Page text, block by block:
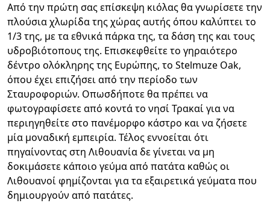
Από την πρώτη σας επίσκεψη κιόλας θα γνωρίσετε την
πλούσια χλωρίδα της χώρας αυτής όπου καλύπτει το
1/3 της, με τα εθνικά πάρκα της, τα δάση της και τους
υδροβιότοπους της. Επισκεφθείτε το γηραιότερο
δέντρο ολόκληρης της Ευρώπης, το Stelmuze Oak,
όπου έχει επιζήσει από την περίοδο των
Σταυροφοριών. Οπωσδήποτε θα πρέπει να
φωτογραφίσετε από κοντά το νησί Τρακαί για να
περιηγηθείτε στο πανέμορφο κάστρο και να ζήσετε
μία μοναδική εμπειρία. Τέλος εννοείται ότι
πηγαίνοντας στη Λιθουανία δε γίνεται να μη
δοκιμάσετε κάποιο γεύμα από πατάτα καθώς οι
Λιθουανοί φημίζονται για τα εξαιρετικά γεύματα που
δημιουργούν από πατάτες.